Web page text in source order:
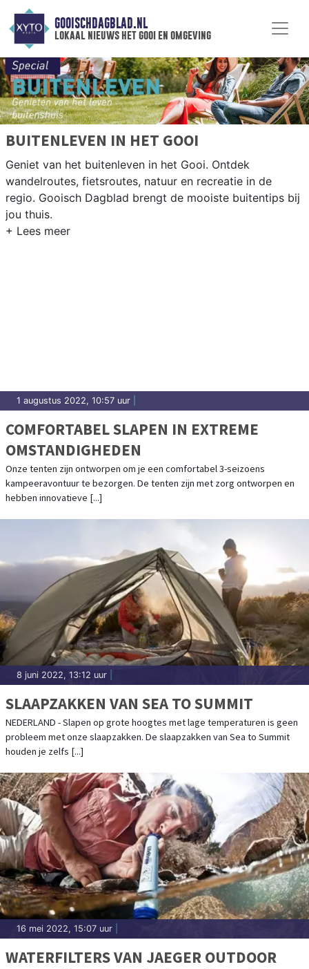
GOOISCHDAGBLAD.NL
lokaal nieuws het gooi en omgeving
BUITENLEVEN IN HET GOOI
Geniet van het buitenleven in het Gooi. Ontdek
wandelroutes, fietsroutes, natuur en recreatie in de
regio. Gooisch Dagblad brengt de mooiste buitentips bij
jou thuis.
1 augustus 2022, 10:57 uur
COMFORTABEL SLAPEN IN EXTREME
OMSTANDIGHEDEN
Onze tenten zijn ontworpen om je een comfortabel 3-seizoens
kampeeravontuur te bezorgen. De tenten zijn met zorg ontworpen en
hebben innovatieve [...]
8 juni 2022, 13:12 uur
SLAAPZAKKEN VAN SEA TO SUMMIT
NEDERLAND - Slapen op grote hoogtes met lage temperaturen is geen
probleem met onze slaapzakken. De slaapzakken van Sea to Summit
houden je zelfs [...]
16 mei 2022, 15:07 uur
WATERFILTERS VAN JAEGER OUTDOOR